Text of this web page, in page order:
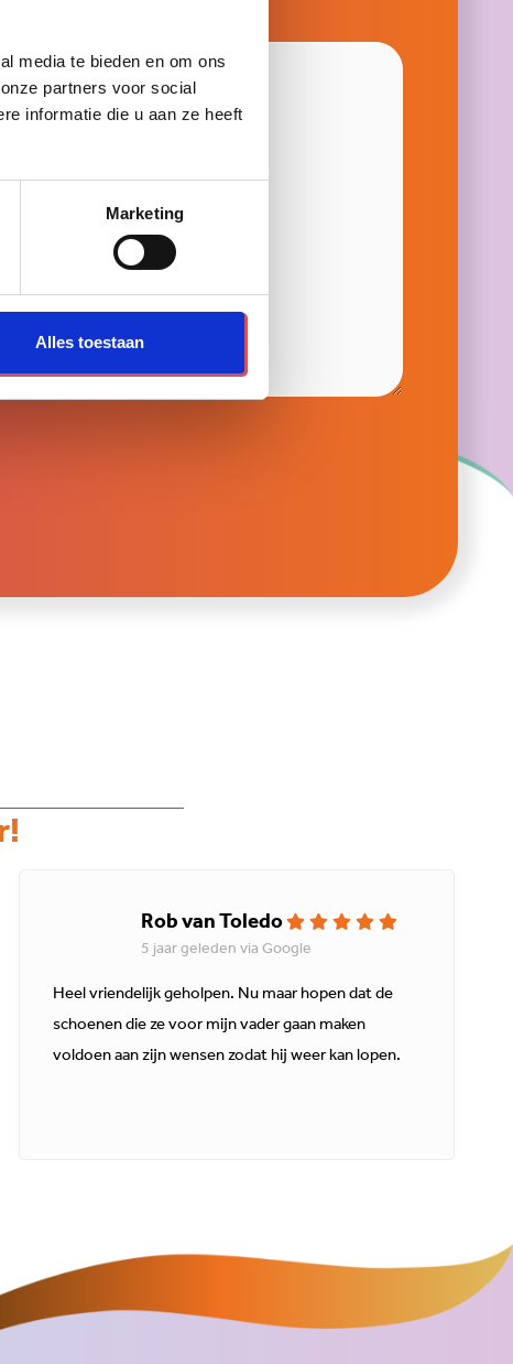
media te bieden en om ons
partners voor social
informatie die u aan ze heeft
Marketing
Alles toestaan
Rob van Toledo
5 jaar geleden via Google
Heel vriendelijk geholpen. Nu maar hopen dat de
schoenen die ze voor mijn vader gaan maken
voldoen aan zijn wensen zodat hij weer kan lopen.